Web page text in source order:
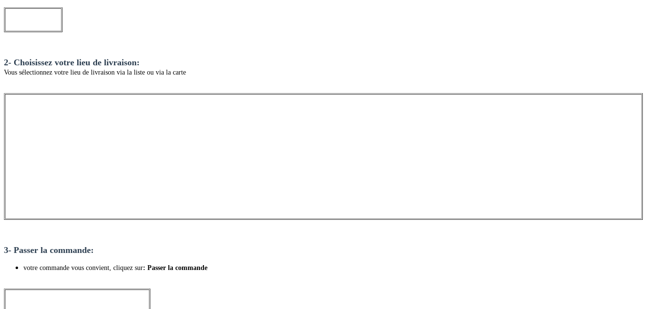
2- Choisissez votre lieu de livraison:
Vous sélectionnez votre lieu de livraison via la liste ou via la carte
3- Passer la commande:
votre commande vous convient, cliquez sur: Passer la commande